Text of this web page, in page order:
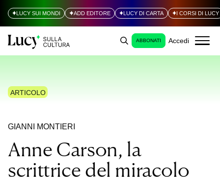
LUCY SUI MONDI ADD EDITORE LUCY DI CARTA I CORSI DI LUCY
ABBONATI Accedi
ARTICOLO
GIANNI MONTIERI
Anne Carson, la
scrittrice del miracolo